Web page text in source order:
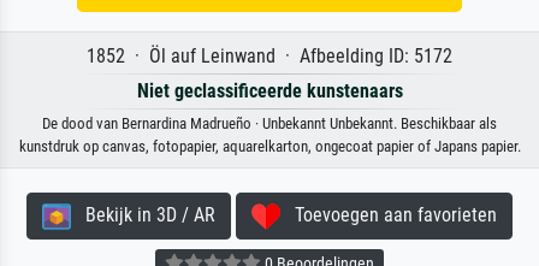
1852 · Öl auf Leinwand · Afbeelding ID: 5172
Niet geclassificeerde kunstenaars
De dood van Bernardina Madrueño · Unbekannt Unbekannt. Beschikbaar als
kunstdruk op canvas, fotopapier, aquarelkarton, ongecoat papier of Japans papier.
Bekijk in 3D / AR Toevoegen aan favorieten